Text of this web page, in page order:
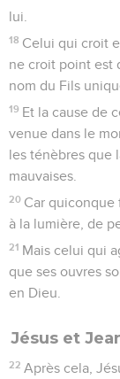
lui.
18 Celui qui croit
ne croit point est
nom du Fils
19 Et la cause de
venue dans le
les ténèbres que
mauvaises.
20 Car
à la lumière, de
21 Mais celui qui
que ses ouvres
en Dieu.
Jésus et
22 Après cela,